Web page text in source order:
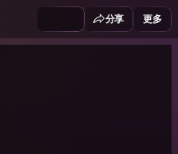
分享 更多